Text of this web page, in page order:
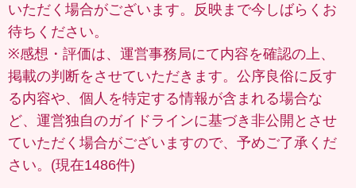
いただく場合がございます。反映まで今しばらくお
待ちください。
※感想・評価は、運営事務局にて内容を確認の上、
掲載の判断をさせていただきます。公序良俗に反す
る内容や、個人を特定する情報が含まれる場合な
ど、運営独自のガイドラインに基づき非公開とさせ
ていただく場合がございますので、予めご了承くだ
さい。(現在1486件)